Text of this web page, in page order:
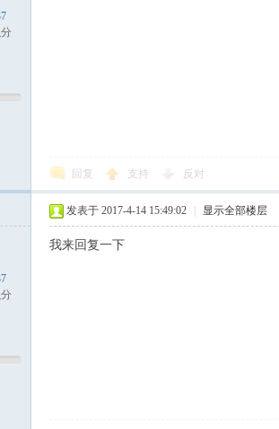
回复 支持 反对
发表于 2017-4-14 15:49:02 显示全部楼层
我来回复一下